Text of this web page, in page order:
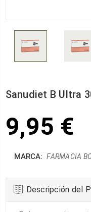
Sanudiet B Ultra
9,95 €
MARCA: FARMACIA
Descripción del